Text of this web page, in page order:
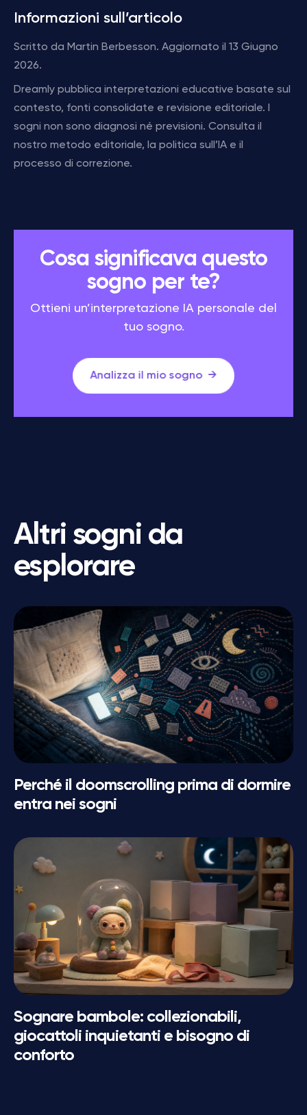
Informazioni sull’articolo
Scritto da Martin Berbesson. Aggiornato il 13 Giugno
2026.
Dreamly pubblica interpretazioni educative basate sul
contesto, fonti consolidate e revisione editoriale. I
sogni non sono diagnosi né previsioni. Consulta il
nostro metodo editoriale, la politica sull’IA e il
processo di correzione.
Cosa significava questo
sogno per te?
Ottieni un’interpretazione IA personale del
tuo sogno.
Analizza il mio sogno
Altri sogni da
esplorare
Perché il doomscrolling prima di dormire
entra nei sogni
Sognare bambole: collezionabili,
giocattoli inquietanti e bisogno di
conforto